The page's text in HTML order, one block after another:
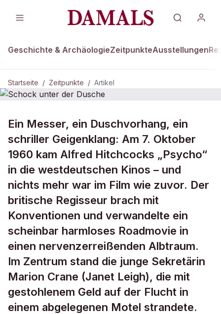
Geschichte & ArchäologieZeitpunkteAusstellungen
Startseite / Zeitpunkte / Artikel
Schock unter der Dusche
Ein Messer, ein Duschvorhang, ein
schriller Geigenklang: Am 7. Oktober
1960 kam Alfred Hitchcocks „Psycho“
in die westdeutschen Kinos – und
nichts mehr war im Film wie zuvor. Der
britische Regisseur brach mit
Konventionen und verwandelte ein
scheinbar harmloses Roadmovie in
einen nervenzerreißenden Albtraum.
Im Zentrum stand die junge Sekretärin
Marion Crane (Janet Leigh), die mit
gestohlenem Geld auf der Flucht in
einem abgelegenen Motel strandete.